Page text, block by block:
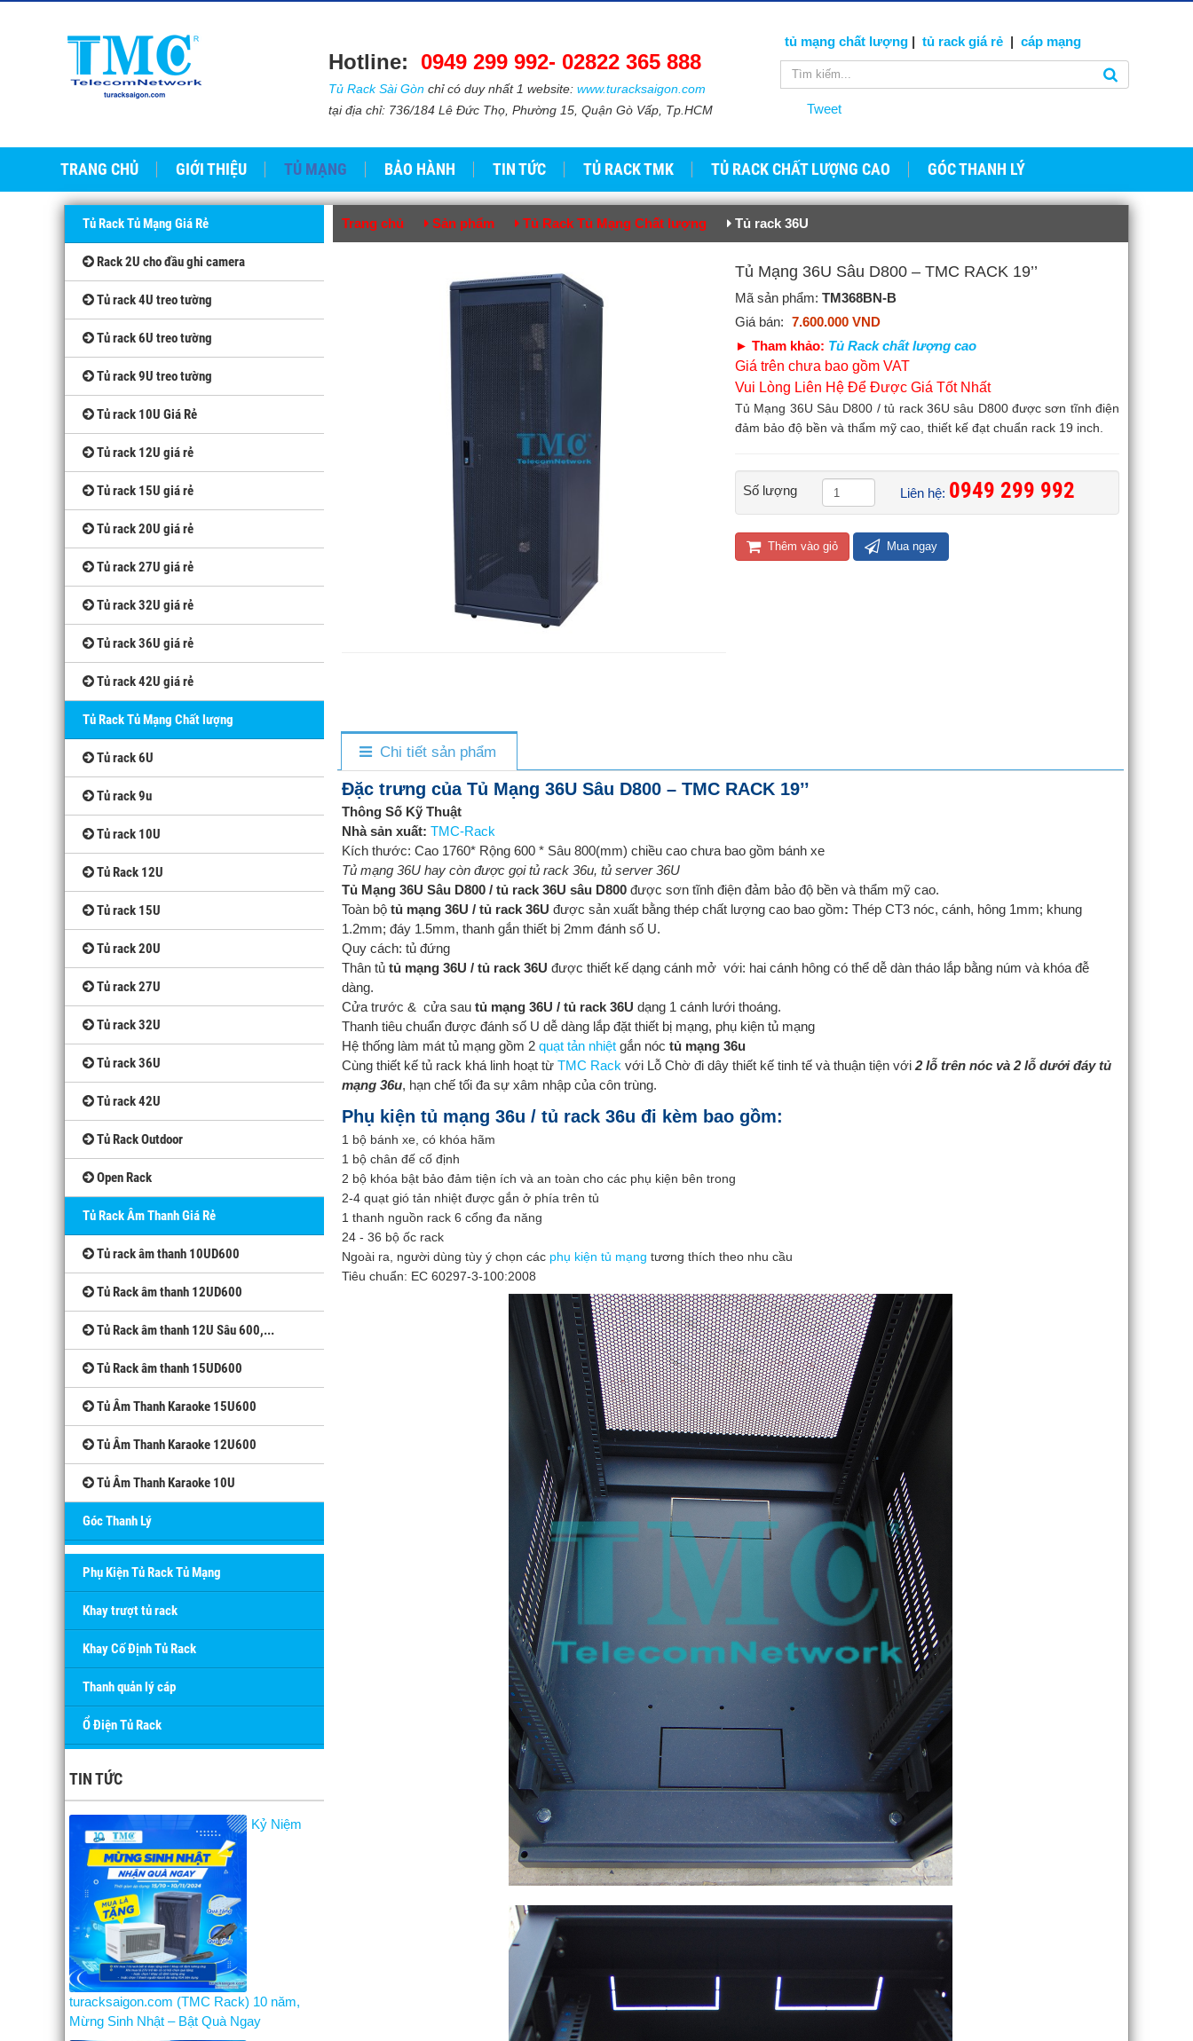
Hotline: 0949 299 992- 02822 365 888​​
Tủ Rack Sài Gònchỉ có duy nhất 1 website: www.turacksaigon.com
tại địa chỉ: 736/184 Lê Đức Thọ, Phường 15, Quận Gò Vấp, Tp.HCM
tủ mạng chất lượng| tủ rack giá rẻ | cápmạng
Tweet
TRANG CHỦ GIỚI THIỆU TỦ MẠNG BẢO HÀNH TIN TỨC TỦ RACK TMK TỦ RACK CHẤT LƯỢNG CAO GÓC THANH LÝ
Trang chủ Sản phẩm Tủ Rack Tủ Mạng Chất lượng Tủ rack 36U
Tủ Mạng 36U Sâu D800 – TMC RACK 19’’
Mã sản phẩm: TM368BN-B
Giá bán: 7.600.000 VND
► Tham khảo: Tủ Rack chất lượng cao
Giá trên chưa bao gồm VAT
Vui Lòng Liên Hệ Để Được Giá Tốt Nhất
Tủ Mạng 36U Sâu D800 / tủ rack 36U sâu D800 được sơn tĩnh điện
đảm bảo độ bền và thẩm mỹ cao, thiết kế đạt chuẩn rack 19 inch.
Số lượng Liên hệ: 0949 299 992 ​
Thêm vào giỏ Mua ngay
Chi tiết sản phẩm
Đặc trưng của Tủ Mạng 36U Sâu D800 – TMC RACK 19’’
Thông Số Kỹ Thuật
Nhà sản xuất: TMC-Rack
Kích thước: Cao 1760* Rộng 600 * Sâu 800(mm) chiều cao chưa bao gồm bánh xe
Tủ mạng 36U hay còn được gọi tủ rack 36u, tủ server 36U
Tủ Mạng 36U Sâu D800 / tủ rack 36U sâu D800 được sơn tĩnh điện đảm bảo độ bền và thẩm mỹ cao.
Toàn bộ tủ mạng 36U / tủ rack 36U được sản xuất bằng thép chất lượng cao bao gồm: Thép CT3 nóc, cánh, hông 1mm; khung
1.2mm; đáy 1.5mm, thanh gắn thiết bị 2mm đánh số U.
Quy cách: tủ đứng
Thân tủ tủ mạng 36U / tủ rack 36U được thiết kế dạng cánh mở với: hai cánh hông có thể dễ dàn tháo lắp bằng núm và khóa đễ
dàng.
Cửa trước & cửa sau tủ mạng 36U / tủ rack 36U dạng 1 cánh lưới thoáng.
Thanh tiêu chuẩn được đánh số U dễ dàng lắp đặt thiết bị mạng, phụ kiện tủ mạng
Hệ thống làm mát tủ mạng gồm 2 quạt tản nhiệt gắn nóc tủ mạng 36u
Cùng thiết kế tủ rack khá linh hoạt từ TMC Rack với Lỗ Chờ đi dây thiết kế tinh tế và thuận tiện với 2 lỗ trên nóc và 2 lỗ dưới đáy tủ
mạng 36u, hạn chế tối đa sự xâm nhập của côn trùng.
Phụ kiện tủ mạng 36u / tủ rack 36u đi kèm bao gồm:
1 bộ bánh xe, có khóa hãm
1 bộ chân đế cố định
2 bộ khóa bật bảo đảm tiện ích và an toàn cho các phụ kiện bên trong
2-4 quạt gió tản nhiệt được gắn ở phía trên tủ
1 thanh nguồn rack 6 cổng đa năng
24 - 36 bộ ốc rack
Ngoài ra, người dùng tùy ý chọn các phụ kiện tủ mạng tương thích theo nhu cầu
Tiêu chuẩn: EC 60297-3-100:2008
Tủ Rack Tủ Mạng Giá Rẻ
Rack 2U cho đầu ghi camera
Tủ rack 4U treo tường
Tủ rack 6U treo tường
Tủ rack 9U treo tường
Tủ rack 10U Giá Rẻ
Tủ rack 12U giá rẻ
Tủ rack 15U giá rẻ
Tủ rack 20U giá rẻ
Tủ rack 27U giá rẻ
Tủ rack 32U giá rẻ
Tủ rack 36U giá rẻ
Tủ rack 42U giá rẻ
Tủ Rack Tủ Mạng Chất lượng
Tủ rack 6U
Tủ rack 9u
Tủ rack 10U
Tủ Rack 12U
Tủ rack 15U
Tủ rack 20U
Tủ rack 27U
Tủ rack 32U
Tủ rack 36U
Tủ rack 42U
Tủ Rack Outdoor
Open Rack
Tủ Rack Âm Thanh Giá Rẻ
Tủ rack âm thanh 10UD600
Tủ Rack âm thanh 12UD600
Tủ Rack âm thanh 12U Sâu 600,...
Tủ Rack âm thanh 15UD600
Tủ Âm Thanh Karaoke 15U600
Tủ Âm Thanh Karaoke 12U600
Tủ Âm Thanh Karaoke 10U
Góc Thanh Lý
Phụ Kiện Tủ Rack Tủ Mạng
Khay trượt tủ rack
Khay Cố Định Tủ Rack
Thanh quản lý cáp
Ổ Điện Tủ Rack
TIN TỨC
Kỷ Niệm
turacksaigon.com (TMC Rack) 10 năm,
Mừng Sinh Nhật – Bật Quà Ngay